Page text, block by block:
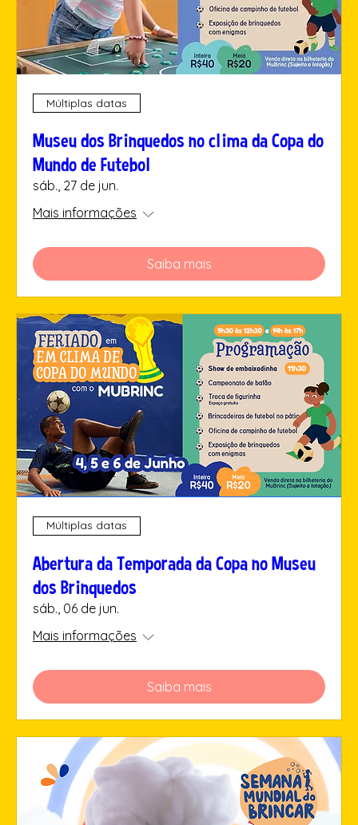
Múltiplas datas
Museu dos Brinquedos no clima da Copa do
Mundo de Futebol
sáb., 27 de jun.
Mais informações
Saiba mais
Múltiplas datas
Abertura da Temporada da Copa no Museu
dos Brinquedos
sáb., 06 de jun.
Mais informações
Saiba mais